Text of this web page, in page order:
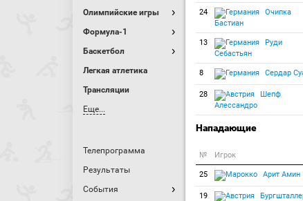
Олимпийские игры
Формула-1
Баскетбол
Легкая атлетика
Трансляции
Еще...
Телепрограмма
Результаты
События
24
Очипка
Бастиан
13
Руди
Себастьян
8 Сердар
28
Шепф
Алессандро
Нападающие
№ Игрок
25 Арит Амин
19